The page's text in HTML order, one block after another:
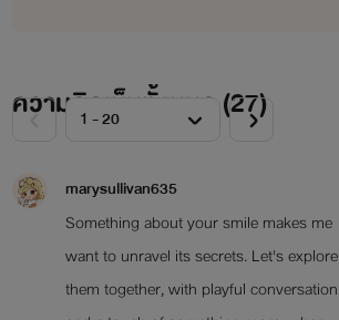
ความคิดเห็นทั้งหมด (27)
marysullivan635
Something about your smile makes me
want to unravel its secrets. Let's explore
them together, with playful conversation